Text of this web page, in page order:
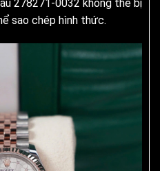
278271-0032 không thể bị
sao chép hình thức.